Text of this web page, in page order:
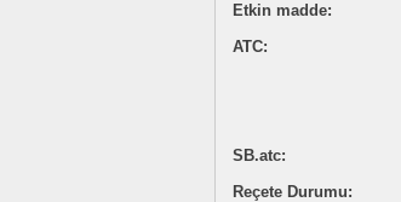
Etkin madde:
ATC:
SB.atc:
Reçete Durumu: